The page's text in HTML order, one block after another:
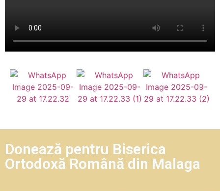
Donează pentru Biserica
Ortodoxă Română din Malaga